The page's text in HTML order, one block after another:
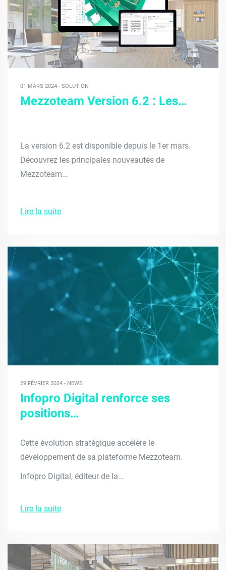
01 MARS 2024 - SOLUTION
Mezzoteam Version 6.2 : Les…
La version 6.2 est disponible depuis le 1er mars.
Découvrez les principales nouveautés de
Mezzoteam…
Lire la suite
29 FÉVRIER 2024 - NEWS
Infopro Digital renforce ses
positions…
Cette évolution stratégique accélère le
développement de sa plateforme Mezzoteam.
Infopro Digital, éditeur de la…
Lire la suite